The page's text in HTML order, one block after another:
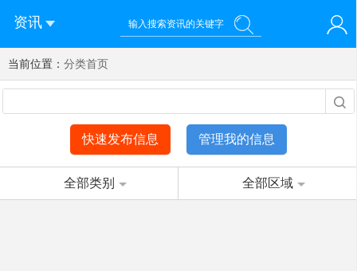
资讯
您好！欢迎来到济南西站棒极网-济南西部新城社区新媒体综
合资讯门户网站
登录 注册 微信快速登录
当前位置： 分类首页
快速发布信息 管理我的信息
全部类别 全部区域